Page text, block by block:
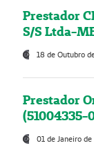
Prestador
S/S Ltda-
18 de Outubro
Prestador
(51004335-
01 de Janeiro